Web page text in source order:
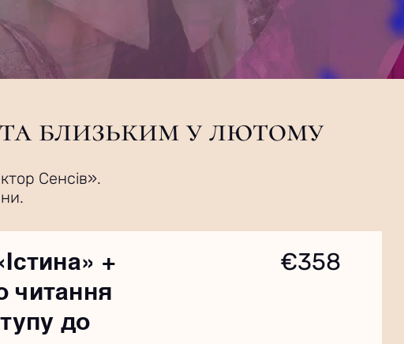
близьким у лютому
Сенсів».
+
читання
до
€358